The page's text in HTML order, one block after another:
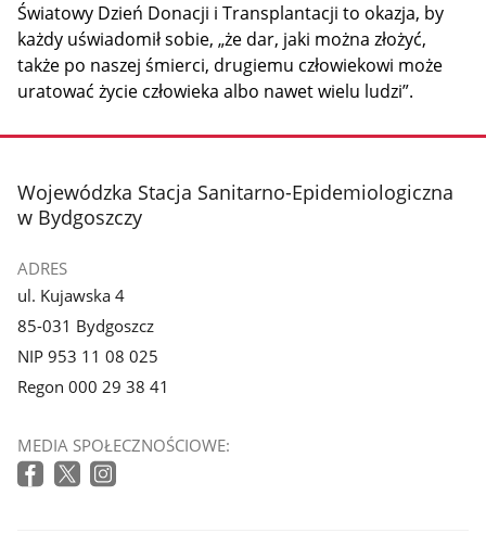
Światowy Dzień Donacji i Transplantacji to okazja, by
każdy uświadomił sobie, „że dar, jaki można złożyć,
także po naszej śmierci, drugiemu człowiekowi może
uratować życie człowieka albo nawet wielu ludzi”.
stopka
Wojewódzka Stacja Sanitarno-Epidemiologiczna
w Bydgoszczy
ADRES
ul. Kujawska 4
85-031 Bydgoszcz
NIP 953 11 08 025
Regon 000 29 38 41
MEDIA SPOŁECZNOŚCIOWE: